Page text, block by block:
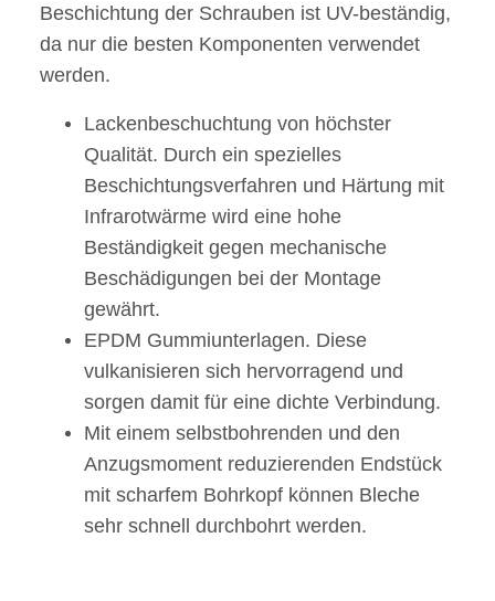
Beschichtung der Schrauben ist UV-beständig,
da nur die besten Komponenten verwendet
werden.
Lackenbeschuchtung von höchster
Qualität. Durch ein spezielles
Beschichtungsverfahren und Härtung mit
Infrarotwärme wird eine hohe
Beständigkeit gegen mechanische
Beschädigungen bei der Montage
gewährt.
EPDM Gummiunterlagen. Diese
vulkanisieren sich hervorragend und
sorgen damit für eine dichte Verbindung.
Mit einem selbstbohrenden und den
Anzugsmoment reduzierenden Endstück
mit scharfem Bohrkopf können Bleche
sehr schnell durchbohrt werden.